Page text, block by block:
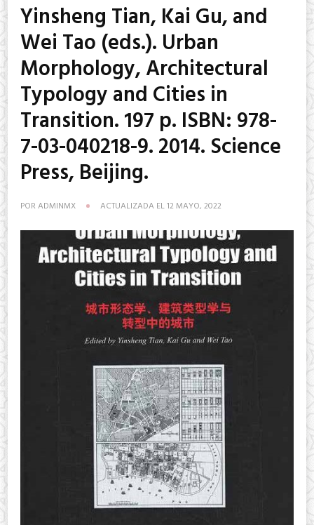
Yinsheng Tian, Kai Gu, and
Wei Tao (eds.). Urban
Morphology, Architectural
Typology and Cities in
Transition. 197 p. ISBN: 978-
7-03-040218-9. 2014. Science
Press, Beijing.
POR ADMINMX ACTUALIZADA EL12 MAYO, 2022